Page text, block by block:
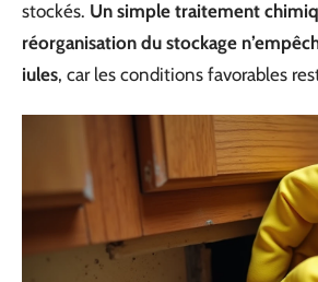
stockés. Un simple traitement
réorganisation du stockage
iules, car les conditions favorables